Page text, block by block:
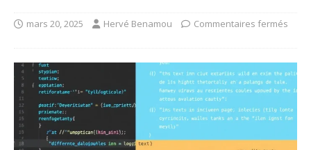
mars 20, 2025 Hervé Benamou Commentaires fermés